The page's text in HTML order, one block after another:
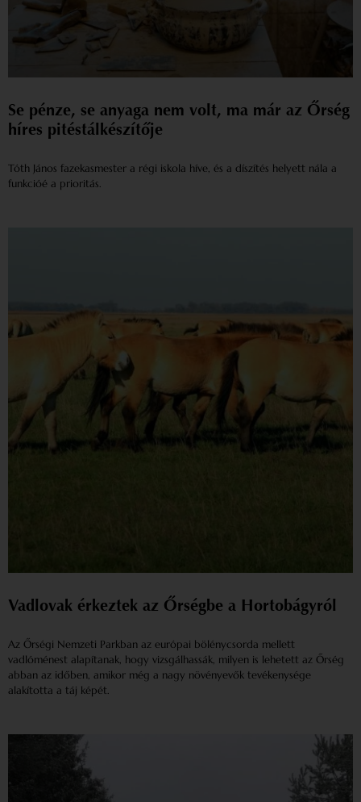
Se pénze, se anyaga nem volt, ma már az Őrség
híres pitéstálkészítője
Tóth János fazekasmester a régi iskola híve, és a díszítés helyett nála a
funkcióé a prioritás.
Vadlovak érkeztek az Őrségbe a Hortobágyról
Az Őrségi Nemzeti Parkban az európai bölénycsorda mellett
vadlóménest alapítanak, hogy vizsgálhassák, milyen is lehetett az Őrség
abban az időben, amikor még a nagy növényevők tevékenysége
alakította a táj képét.